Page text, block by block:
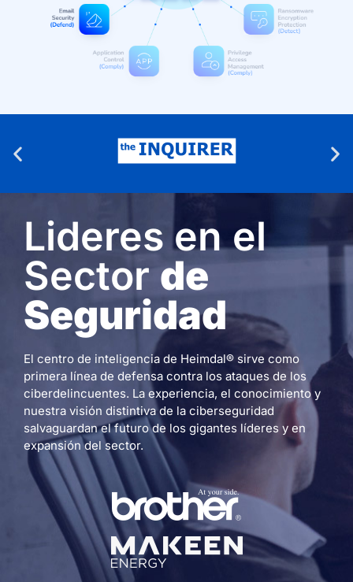
Lideres en el
Sector de
Seguridad
El centro de inteligencia de Heimdal® sirve como
primera línea de defensa contra los ataques de los
ciberdelincuentes. La experiencia, el conocimiento y
nuestra visión distintiva de la ciberseguridad
salvaguardan el futuro de los gigantes líderes y en
expansión del sector.